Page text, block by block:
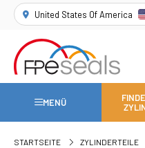
United States Of America
MENÜ
STARTSEITE ZYLINDERTEILE